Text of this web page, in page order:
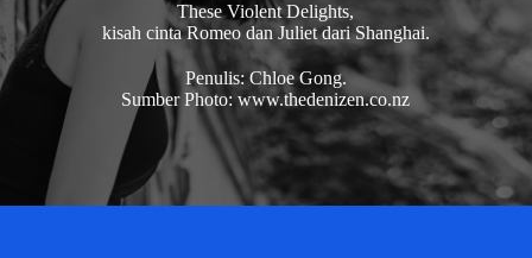
These Violent Delights,
kisah cinta Romeo dan Juliet dari Shanghai.
Penulis: Chloe Gong.
Sumber Photo: www.thedenizen.co.nz